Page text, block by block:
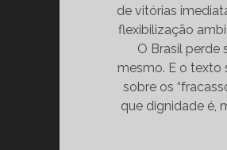
de vitórias
flexibilização
O Brasil perde
mesmo. E o texto
sobre os
que dignidade é,